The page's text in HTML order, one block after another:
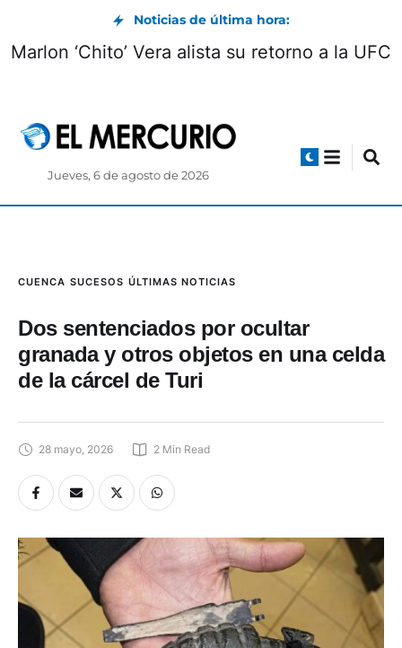
Noticias de última hora:
Marlon ‘Chito’ Vera alista su retorno a la UFC
Jueves, 6 de agosto de 2026
CUENCA SUCESOS ÚLTIMAS NOTICIAS
Dos sentenciados por ocultar
granada y otros objetos en una celda
de la cárcel de Turi
28 mayo, 2026 2 Min Read